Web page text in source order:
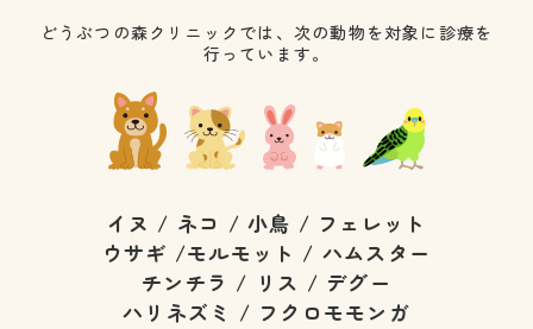
どうぶつの森クリニックでは、次の動物を対象に診療を
行っています。
イヌ / ネコ / 小鳥 / フェレット
ウサギ /モルモット / ハムスター
チンチラ / リス / デグー
ハリネズミ / フクロモモンガ